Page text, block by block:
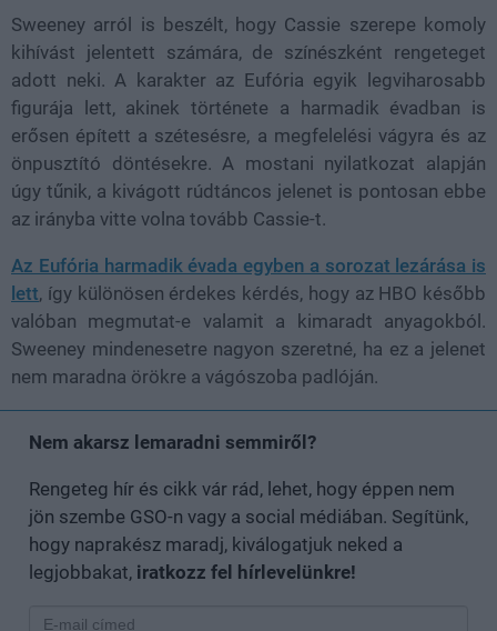
Sweeney arról is beszélt, hogy Cassie szerepe komoly
kihívást jelentett számára, de színészként rengeteget
adott neki. A karakter az Eufória egyik legviharosabb
figurája lett, akinek története a harmadik évadban is
erősen épített a szétesésre, a megfelelési vágyra és az
önpusztító döntésekre. A mostani nyilatkozat alapján
úgy tűnik, a kivágott rúdtáncos jelenet is pontosan ebbe
az irányba vitte volna tovább Cassie-t.
Az Eufória harmadik évada egyben a sorozat lezárása is
lett, így különösen érdekes kérdés, hogy az HBO később
valóban megmutat-e valamit a kimaradt anyagokból.
Sweeney mindenesetre nagyon szeretné, ha ez a jelenet
nem maradna örökre a vágószoba padlóján.
Nem akarsz lemaradni semmiről?
Rengeteg hír és cikk vár rád, lehet, hogy éppen nem
jön szembe GSO-n vagy a social médiában. Segítünk,
hogy naprakész maradj, kiválogatjuk neked a
legjobbakat, iratkozz fel hírlevelünkre!